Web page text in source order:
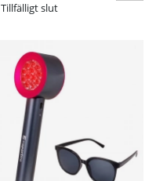
Tillfälligt slut